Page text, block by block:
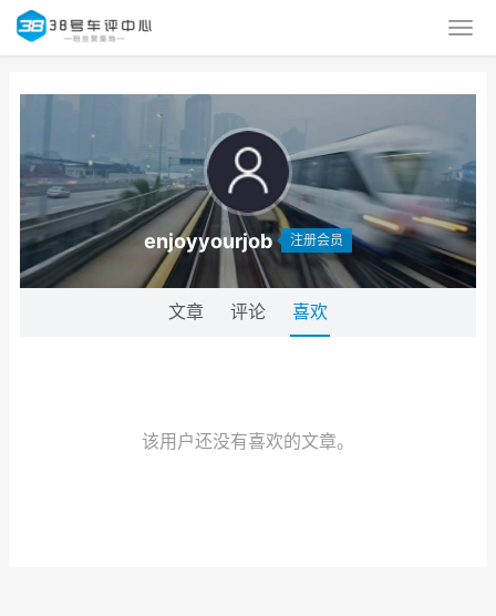
enjoyyourjob 注册会员
文章 评论 喜欢
该用户还没有喜欢的文章。